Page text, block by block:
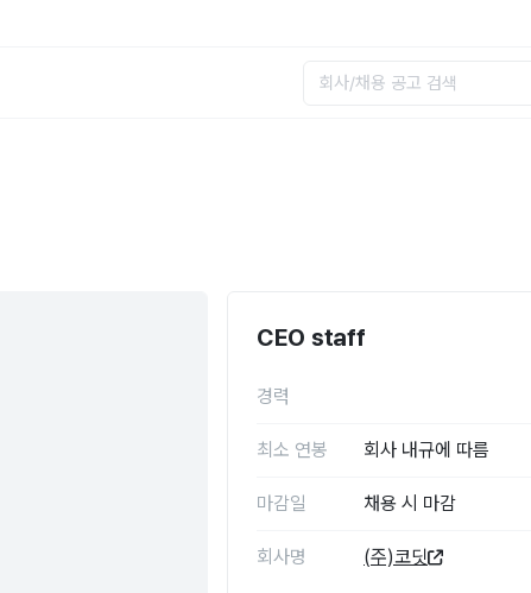
CEO staff
경력
최소 연봉 회사 내규에 따름
마감일 채용 시 마감
회사명 (주)코딧